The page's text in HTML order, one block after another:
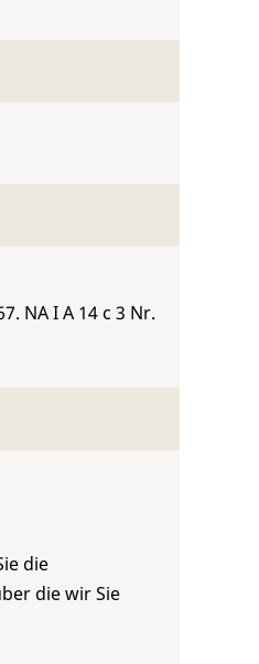
NA I A 14 c 3 Nr.
die
die wir Sie